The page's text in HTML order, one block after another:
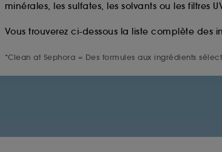
minérales, les sulfates, les solvants ou les filtres
Vous trouverez ci-dessous la liste complète des
*Clean at Sephora = Des formules aux ingrédients